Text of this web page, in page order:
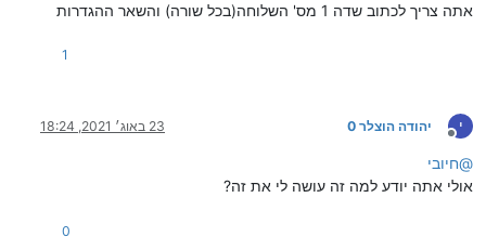
אתה צריך לכתוב שדה 1 מס' השלוחה(בכל שורה) והשאר ההגדרות
1
י
מנותק
יהודה הוצלר 0 23 באוג׳ 2021, 18:24
@חיובי
אולי אתה יודע למה זה עושה לי את זה?
0